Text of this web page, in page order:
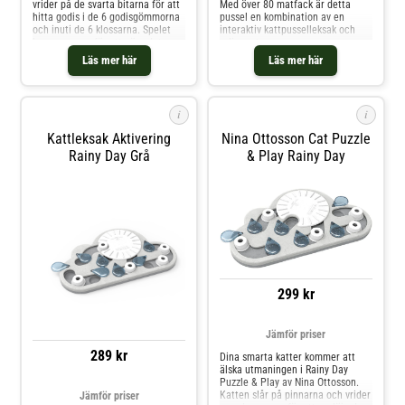
Läs mer här
vrider på de svarta bitarna för att
hitta godis i de 6 godisgömmorna
och inuti de 6 klossarna. Spelet
lättare för nybörjare eller mer
utmanande för smarta katter.
Läs mer här
Med över 80 matfack är detta
pussel en kombination av en
interaktiv kattpusselleksak och
i
Kattleksak Aktivering
Rainy Day Grå
289 kr
Jämför priser
i
Nina Ottosson Cat Puzzle
& Play Rainy Day
299 kr
Jämför priser
Dina smarta katter kommer att
älska utmaningen i Rainy Day
Puzzle & Play av Nina Ottosson.
Katten slår på pinnarna och vrider